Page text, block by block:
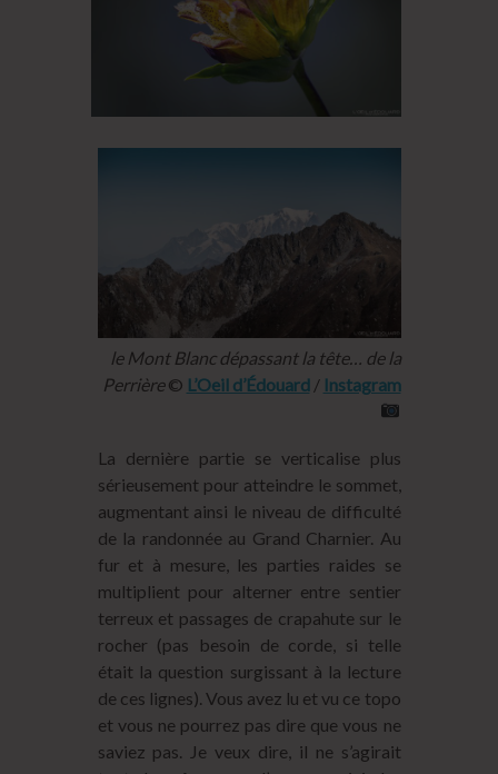
le Mont Blanc dépassant la tête… de la
Perrière© L’Oeil d’Édouard/ Instagram
La dernière partie se verticalise plus
sérieusement pour atteindre le sommet,
augmentant ainsi le niveau de difficulté
de la randonnée au Grand Charnier. Au
fur et à mesure, les parties raides se
multiplient pour alterner entre sentier
terreux et passages de crapahute sur le
rocher (pas besoin de corde, si telle
était la question surgissant à la lecture
de ces lignes). Vous avez lu et vu ce topo
et vous ne pourrez pas dire que vous ne
saviez pas. Je veux dire, il ne s’agirait